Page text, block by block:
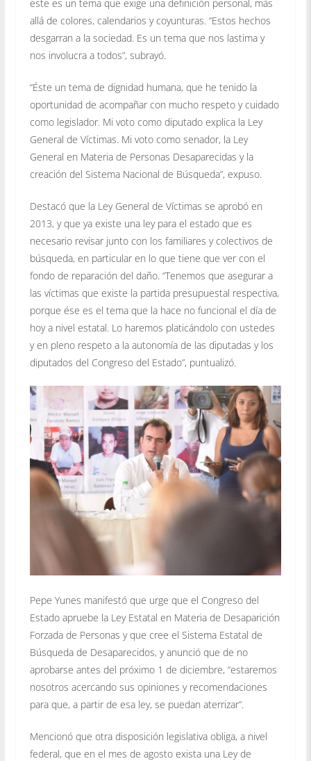
este es un tema que exige una definición personal, más
allá de colores, calendarios y coyunturas. “Estos hechos
desgarran a la sociedad. Es un tema que nos lastima y
nos involucra a todos”, subrayó.
“Éste un tema de dignidad humana, que he tenido la
oportunidad de acompañar con mucho respeto y cuidado
como legislador. Mi voto como diputado explica la Ley
General de Víctimas. Mi voto como senador, la Ley
General en Materia de Personas Desaparecidas y la
creación del Sistema Nacional de Búsqueda”, expuso.
Destacó que la Ley General de Víctimas se aprobó en
2013, y que ya existe una ley para el estado que es
necesario revisar junto con los familiares y colectivos de
búsqueda, en particular en lo que tiene que ver con el
fondo de reparación del daño. “Tenemos que asegurar a
las víctimas que existe la partida presupuestal respectiva,
porque ése es el tema que la hace no funcional el día de
hoy a nivel estatal. Lo haremos platicándolo con ustedes
y en pleno respeto a la autonomía de las diputadas y los
diputados del Congreso del Estado”, puntualizó.
Pepe Yunes manifestó que urge que el Congreso del
Estado apruebe la Ley Estatal en Materia de Desaparición
Forzada de Personas y que cree el Sistema Estatal de
Búsqueda de Desaparecidos, y anunció que de no
aprobarse antes del próximo 1 de diciembre, “estaremos
nosotros acercando sus opiniones y recomendaciones
para que, a partir de esa ley, se puedan aterrizar”.
Mencionó que otra disposición legislativa obliga, a nivel
federal, que en el mes de agosto exista una Ley de